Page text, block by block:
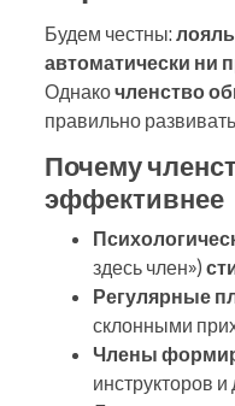
Будем честны:
автоматически ни
Однакочленство
правильно
Почему
эффективнее
здесь член»)
Регулярные
склонными
Члены
инструкторов и